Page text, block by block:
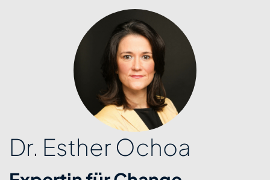
Dr. Esther Ochoa